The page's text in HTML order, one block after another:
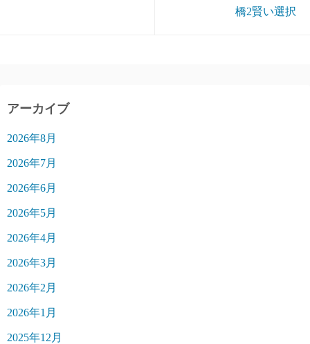
橋2賢い選択
アーカイブ
2026年8月
2026年7月
2026年6月
2026年5月
2026年4月
2026年3月
2026年2月
2026年1月
2025年12月